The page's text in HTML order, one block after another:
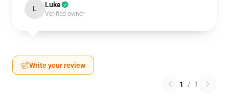
L Luke
Verified owner
Write your review
1 / 1